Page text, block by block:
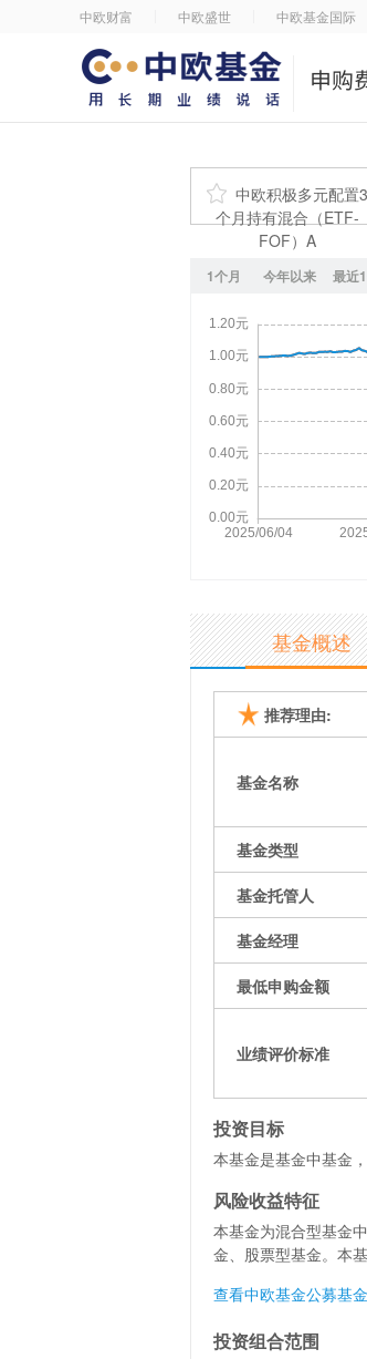
中欧财富 中欧盛世 中欧基金国际
 中欧积极多元配置3
个月持有混合（ETF-
FOF）A
1个月 今年以来 最近
基金概述
推荐理由:
基金名称
基金类型
基金托管人
基金经理
最低申购金额
业绩评价标准
投资目标
本基金是基金中基金
风险收益特征
本基金为混合型基金
金、股票型基金。本
查看中欧基金公募基
投资组合范围